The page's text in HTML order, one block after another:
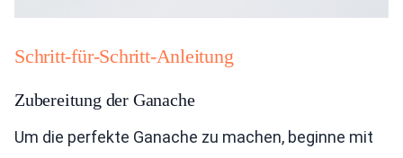
Schritt-für-Schritt-Anleitung
Zubereitung der Ganache
Um die perfekte Ganache zu machen, beginne mit